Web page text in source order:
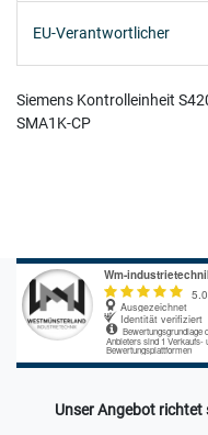
EU-Verantwortlicher
Siemens Kontrolleinheit
SMA1K-CP
Unser Angebot richtet